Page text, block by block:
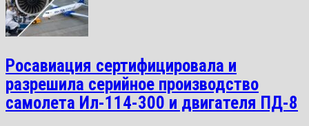
Росавиация сертифицировала и
разрешила серийное производство
самолета Ил-114-300 и двигателя ПД-8